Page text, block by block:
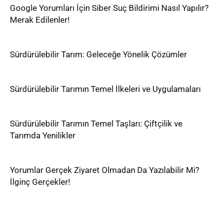
Google Yorumları İçin Siber Suç Bildirimi Nasıl Yapılır?
Merak Edilenler!
Sürdürülebilir Tarım: Geleceğe Yönelik Çözümler
Sürdürülebilir Tarımın Temel İlkeleri ve Uygulamaları
Sürdürülebilir Tarımın Temel Taşları: Çiftçilik ve
Tarımda Yenilikler
Yorumlar Gerçek Ziyaret Olmadan Da Yazılabilir Mi?
İlginç Gerçekler!